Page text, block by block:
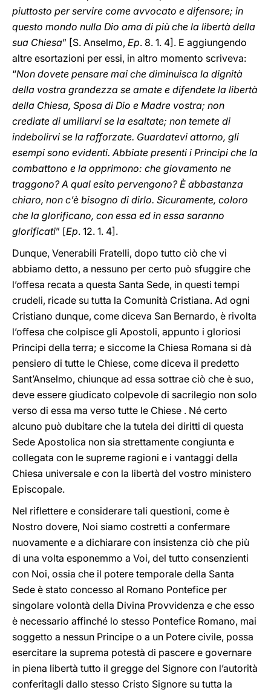
piuttosto per servire come avvocato e difensore; in
questo mondo nulla Dio ama di più che la libertà della
sua Chiesa” [S. Anselmo, Ep. 8. 1. 4]. E aggiungendo
altre esortazioni per essi, in altro momento scriveva:
“Non dovete pensare mai che diminuisca la dignità
della vostra grandezza se amate e difendete la libertà
della Chiesa, Sposa di Dio e Madre vostra; non
crediate di umiliarvi se la esaltate; non temete di
indebolirvi se la rafforzate. Guardatevi attorno, gli
esempi sono evidenti. Abbiate presenti i Principi che la
combattono e la opprimono: che giovamento ne
traggono? A qual esito pervengono? È abbastanza
chiaro, non c’è bisogno di dirlo. Sicuramente, coloro
che la glorificano, con essa ed in essa saranno
glorificati” [Ep. 12. 1. 4].
Dunque, Venerabili Fratelli, dopo tutto ciò che vi
abbiamo detto, a nessuno per certo può sfuggire che
l’offesa recata a questa Santa Sede, in questi tempi
crudeli, ricade su tutta la Comunità Cristiana. Ad ogni
Cristiano dunque, come diceva San Bernardo, è rivolta
l’offesa che colpisce gli Apostoli, appunto i gloriosi
Principi della terra; e siccome la Chiesa Romana si dà
pensiero di tutte le Chiese, come diceva il predetto
Sant’Anselmo, chiunque ad essa sottrae ciò che è suo,
deve essere giudicato colpevole di sacrilegio non solo
verso di essa ma verso tutte le Chiese . Né certo
alcuno può dubitare che la tutela dei diritti di questa
Sede Apostolica non sia strettamente congiunta e
collegata con le supreme ragioni e i vantaggi della
Chiesa universale e con la libertà del vostro ministero
Episcopale.
Nel riflettere e considerare tali questioni, come è
Nostro dovere, Noi siamo costretti a confermare
nuovamente e a dichiarare con insistenza ciò che più
di una volta esponemmo a Voi, del tutto consenzienti
con Noi, ossia che il potere temporale della Santa
Sede è stato concesso al Romano Pontefice per
singolare volontà della Divina Provvidenza e che esso
è necessario affinché lo stesso Pontefice Romano, mai
soggetto a nessun Principe o a un Potere civile, possa
esercitare la suprema potestà di pascere e governare
in piena libertà tutto il gregge del Signore con l’autorità
conferitagli dallo stesso Cristo Signore su tutta la